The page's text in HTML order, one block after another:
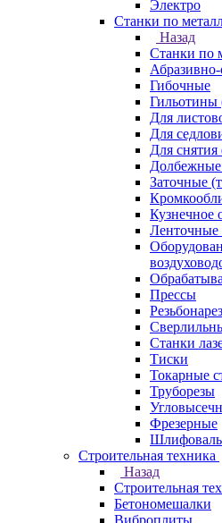
Электро
Станки по
Назад
Станки по
Гибочные
Для
Для
Для снятия
Долбежные
Заточные
Кузнечное
Ленточные
Прессы
Станки
Тиски
Токарные
Труборезы
Фрезерные
Строительная техника
Назад
Строительная
Бетономешалки
Виброплиты